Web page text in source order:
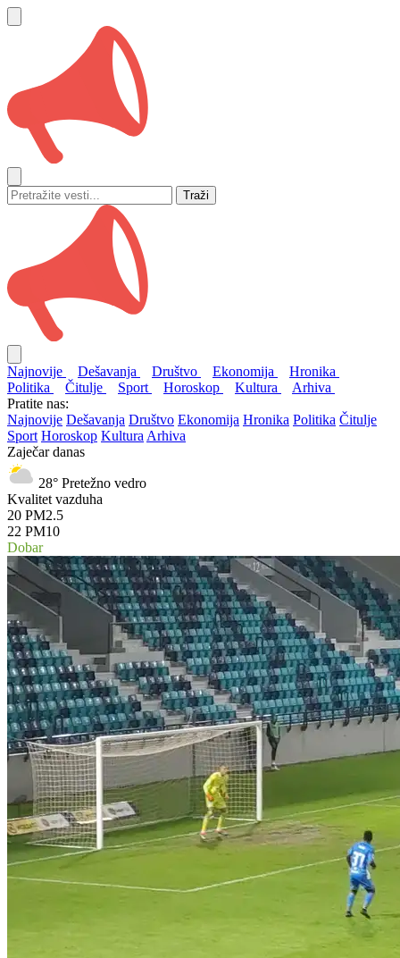
Traži
Najnovije Dešavanja Društvo Ekonomija
Hronika
Politika
Čitulje Sport Horoskop Kultura
Arhiva
Pratite nas:
Najnovije Dešavanja Društvo Ekonomija Hronika Politika Čitulje
Sport Horoskop Kultura Arhiva
Zaječar danas
28° Pretežno vedro
Kvalitet vazduha
20 PM2.5
22 PM10
Dobar